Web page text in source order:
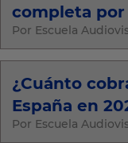
completa por
Por Escuela
¿Cuánto
España en
Por Escuela